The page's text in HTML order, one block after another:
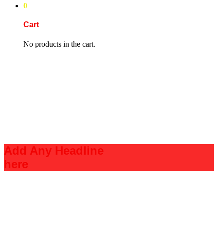
0
Cart
No products in the cart.
Add Any Headline
here